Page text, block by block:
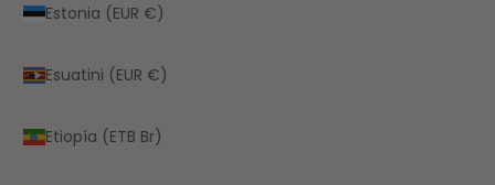
Estonia (EUR €)
Esuatini (EUR €)
Etiopía (ETB Br)